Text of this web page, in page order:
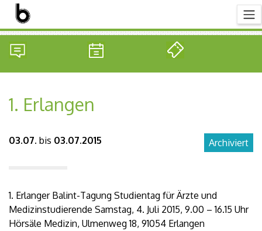
1. Erlangen
Archiviert
03.07. bis 03.07.2015
1. Erlanger Balint-Tagung Studientag für Ärzte und
Medizinstudierende Samstag, 4. Juli 2015, 9.00 – 16.15 Uhr
Hörsäle Medizin, Ulmenweg 18, 91054 Erlangen